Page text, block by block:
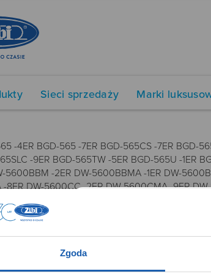
Zgoda
Sieci sprzedaży Marki
-4ER BGD-565 -7ER BGD-565CS -7ER BGD-
-9ER BGD-565TW -5ER BGD-565U -1ER
5600BBM -2ER DW-5600BBMA -1ER DW-
DW-5600CC -2ER DW-5600CMA -9ER
DW-5600GRLZM -3ER DW-5600GRLZN -
-2ER DW-5600LU -8ER DW-5600M -
DW-5600NNJ -2ER DW-5600PGW -7ER
5600SL -7ER DW-5600SLC -9ER DW-
5600TB -6ER DW-5600THS -1ER DW-
-2ER DW-5700NH -1DR DW-5700SF -1ER